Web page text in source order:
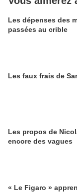
Les dépenses des
passées au crible
Les faux frais de
Les propos de
encore des vagues
« Le Figaro »